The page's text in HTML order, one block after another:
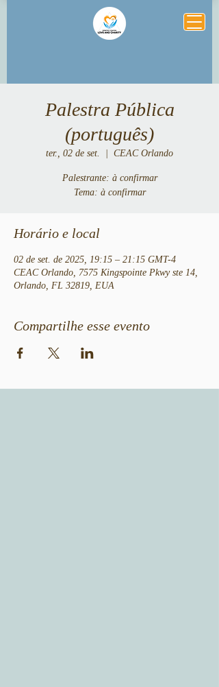
Palestra Pública
(português)
ter., 02 de set. CEAC Orlando
Palestrante: à confirmar
Tema: à confirmar
Horário e local
02 de set. de 2025, 19:15 – 21:15 GMT-4
CEAC Orlando, 7575 Kingspointe Pkwy ste 14,
Orlando, FL 32819, EUA
Compartilhe esse evento